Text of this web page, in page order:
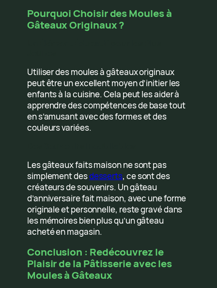
Pourquoi Choisir des Moules à
Gâteaux Originaux ?
Utiliser des moules à gâteaux originaux
peut être un excellent moyen d’initier les
enfants à la cuisine. Cela peut les aider à
apprendre des compétences de base tout
en s’amusant avec des formes et des
couleurs variées.
Les gâteaux faits maison ne sont pas
simplement desdesserts, ce sont des
créateurs de souvenirs. Un gâteau
d’anniversaire fait maison, avec une forme
originale et personnelle, reste gravé dans
les mémoires bien plus qu’un gâteau
acheté en magasin.
Conclusion : Redécouvrez le
Plaisir de la Pâtisserie avec les
Moules à Gâteaux